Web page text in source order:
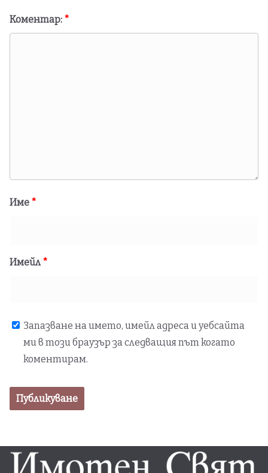
Коментар: *
Име *
Имейл*
Запазване на името, имейл адреса и уебсайта
ми в този браузър за следващия път когато
коментирам.